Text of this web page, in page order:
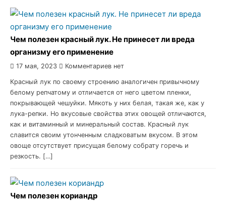
Чем полезен красный лук. Не принесет ли вреда
организму его применение
17 мая, 2023 Комментариев нет
Красный лук по своему строению аналогичен привычному
белому репчатому и отличается от него цветом пленки,
покрывающей чешуйки. Мякоть у них белая, такая же, как у
лука-репки. Но вкусовые свойства этих овощей отличаются,
как и витаминный и минеральный состав. Красный лук
славится своим утонченным сладковатым вкусом. В этом
овоще отсутствует присущая белому собрату горечь и
резкость. […]
Чем полезен кориандр